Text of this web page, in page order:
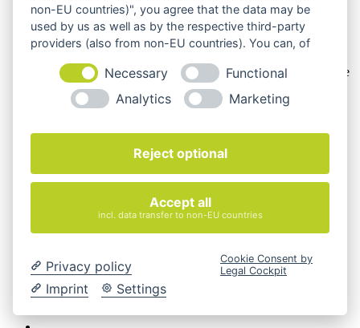
Hinweis zu Produktabbildungen
Die Produktbilder der Artikel zeigen Beispiele, die in der
Artikelbeschreibung abweichen können. Maßgeblich sind die
Beschreibungen und Abbildungen im unverbindlichen
Angebot. Gerne konfigurieren wir das ausgewählte Produkt
Magazin
Widerrufsbelehrung
Impressum
© 2026 Quadro Office Nord - Ihr Büroeinrichter
non-EU countries)", you agree that the data may be
used by us as well as by the respective third-party
providers (also from non-EU countries). You can, of
Necessary
Functional
Analytics
Marketing
Reject optional
Accept all
incl. data transfer to non-EU countries
Privacy policy
Imprint
Settings
Cookie Consent by
Legal Cockpit